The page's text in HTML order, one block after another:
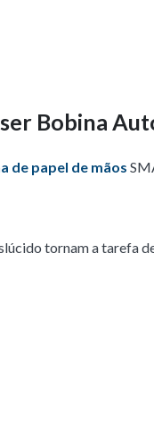
Bobina
de papel de mãos
tornam a tarefa